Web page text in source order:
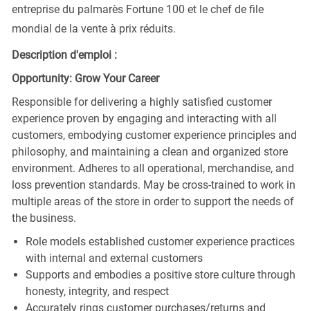
entreprise du palmarès Fortune 100 et le chef de file
mondial de la vente à prix réduits.
Description d'emploi :
Opportunity: Grow Your Career
Responsible for delivering a highly satisfied customer
experience proven by engaging and interacting with all
customers, embodying customer experience principles and
philosophy, and maintaining a clean and organized store
environment. Adheres to all operational, merchandise, and
loss prevention standards. May be cross-trained to work in
multiple areas of the store in order to support the needs of
the business.
Role models established customer experience practices
with internal and external customers
Supports and embodies a positive store culture through
honesty, integrity, and respect
Accurately rings customer purchases/returns and